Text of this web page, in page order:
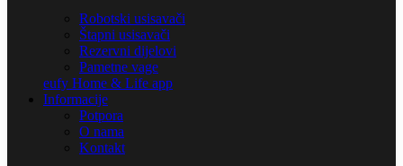
Robotski usisavači
Štapni usisavači
Rezervni dijelovi
Pametne vage
eufy Home & Life app
Informacije
Potpora
O nama
Kontakt